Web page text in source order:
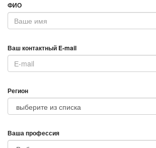
ФИО
аш контактный E-mail
Регион
аша профессия